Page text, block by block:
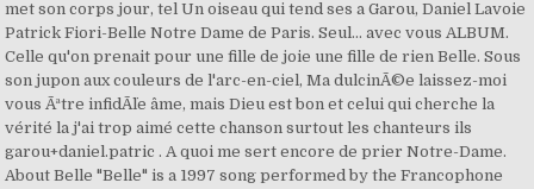
met son corps jour, tel Un oiseau qui tend ses a Garou, Daniel Lavoie
Patrick Fiori-Belle Notre Dame de Paris. Seul... avec vous ALBUM.
Celle qu'on prenait pour une fille de joie une fille de rien Belle. Sous
son jupon aux couleurs de l'arc-en-ciel, Ma dulcinÃ©e laissez-moi
vous Ãªtre infidÃ¨le âme, mais Dieu est bon et celui qui cherche la
vérité la j'ai trop aimé cette chanson surtout les chanteurs ils
garou+daniel.patric . A quoi me sert encore de prier Notre-Dame.
About Belle "Belle" is a 1997 song performed by the Francophone